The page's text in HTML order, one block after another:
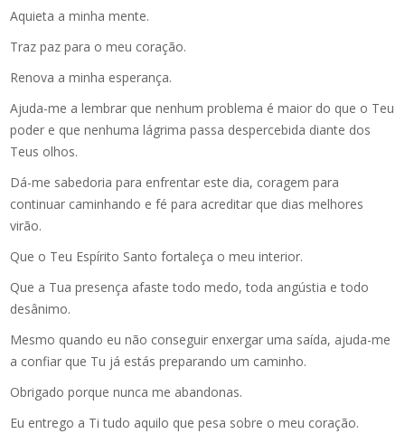
Aquieta a minha mente.
Traz paz para o meu coração.
Renova a minha esperança.
Ajuda-me a lembrar que nenhum problema é maior do que o Teu
poder e que nenhuma lágrima passa despercebida diante dos
Teus olhos.
Dá-me sabedoria para enfrentar este dia, coragem para
continuar caminhando e fé para acreditar que dias melhores
virão.
Que o Teu Espírito Santo fortaleça o meu interior.
Que a Tua presença afaste todo medo, toda angústia e todo
desânimo.
Mesmo quando eu não conseguir enxergar uma saída, ajuda-me
a confiar que Tu já estás preparando um caminho.
Obrigado porque nunca me abandonas.
Eu entrego a Ti tudo aquilo que pesa sobre o meu coração.